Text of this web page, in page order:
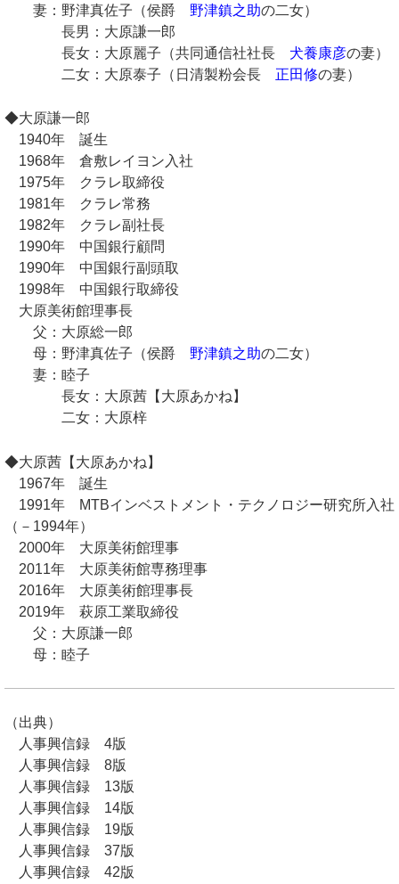
妻：野津真佐子（侯爵 野津鎮之助の二女）
長男：大原謙一郎
長女：大原麗子（共同通信社社長 犬養康彦の妻）
二女：大原泰子（日清製粉会長 正田修の妻）
◆大原謙一郎
1940年 誕生
1968年 倉敷レイヨン入社
1975年 クラレ取締役
1981年 クラレ常務
1982年 クラレ副社長
1990年 中国銀行顧問
1990年 中国銀行副頭取
1998年 中国銀行取締役
大原美術館理事長
父：大原総一郎
母：野津真佐子（侯爵 野津鎮之助の二女）
妻：睦子
長女：大原茜【大原あかね】
二女：大原梓
◆大原茜【大原あかね】
1967年 誕生
1991年 MTBインベストメント・テクノロジー研究所入社
（－1994年）
2000年 大原美術館理事
2011年 大原美術館専務理事
2016年 大原美術館理事長
2019年 萩原工業取締役
父：大原謙一郎
母：睦子
（出典）
人事興信録 4版
人事興信録 8版
人事興信録 13版
人事興信録 14版
人事興信録 19版
人事興信録 37版
人事興信録 42版